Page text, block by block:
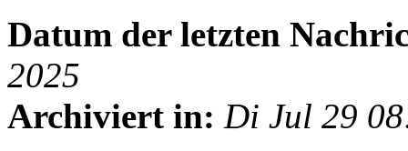
Datum der letzten
2025
Archiviert in: Di Jul 29